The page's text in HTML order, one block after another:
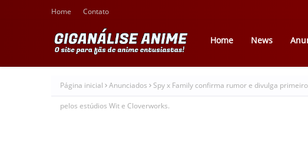
Home Contato
Home News
Página inicial Anunciados Spy x Family confirma rumor e divulga
pelos estúdios Wit e Cloverworks.